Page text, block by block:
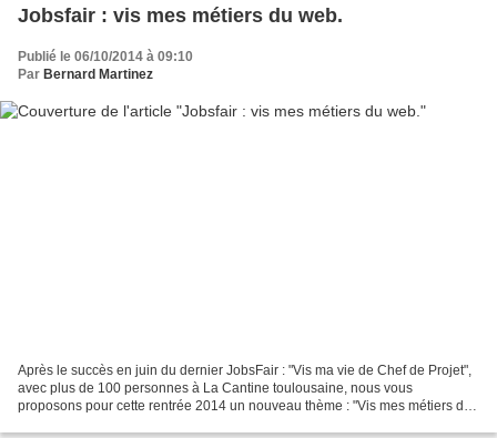
Jobsfair : vis mes métiers du web.
Publié le 06/10/2014 à 09:10
Par Bernard Martinez
Après le succès en juin du dernier JobsFair : "Vis ma vie de Chef de Projet",
avec plus de 100 personnes à La Cantine toulousaine, nous vous
proposons pour cette rentrée 2014 un nouveau thème : "Vis mes métiers du